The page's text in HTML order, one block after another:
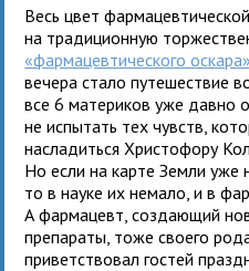
Весь цвет
на традиционную
«фармацевтического оскара»
вечера стало путешествие
все 6 материков уже давно
не испытать тех чувств,
насладиться Христофору
Но если на карте Земли уже
то в науке их немало, и в
А фармацевт, создающий
препараты, тоже своего
приветствовал гостей